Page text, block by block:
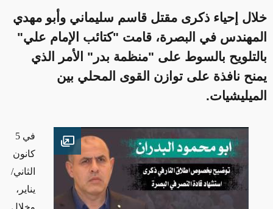
خلال إحياء ذكرى مقتل قاسم سليماني وأبو مهدي
المهندس في البصرة، قامت "كتائب الإمام علي"
بالتلويح بالسوط على "منظمة بدر" الأمر الذي
يمنح نافذة على توازن القوى المحلي بين
الميليشيات.
Open image
في 5
كانون
الثاني/
يناير،
وخلال